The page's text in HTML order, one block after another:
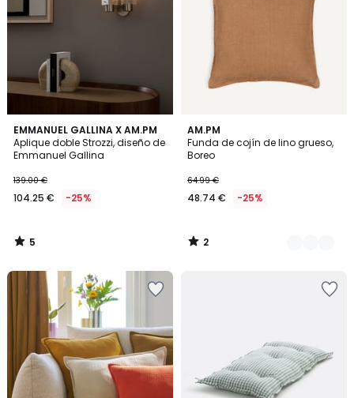
EMMANUEL GALLINA X AM.PM
Aplique doble Strozzi, diseño de
Emmanuel Gallina
139.00 €
104.25 € -25%
5
/
5
5
/
AM.PM
Funda de cojín de lino grueso,
Boreo
64.99 €
48.74 € -25%
2
/
5
7
Colores
2
/